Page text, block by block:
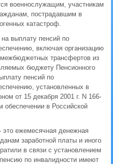
военнослужащим, участникам
пострадавшим в
катастроф.
выплату пенсий по
включая организацию
межбюджетных трансфертов из
бюджету Пенсионного
пенсий по
установленных в
от 15 декабря 2001 г. N 166-
в Российской
это ежемесячная денежная
заработной платы и иного
в связи с установлением
по инвалидности имеют